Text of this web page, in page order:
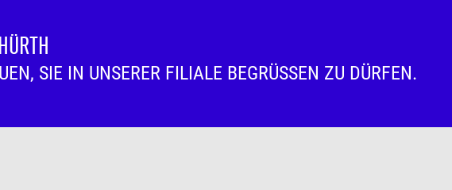
SIE IN UNSERER FILIALE BEGRÜSSEN ZU DÜRFEN.